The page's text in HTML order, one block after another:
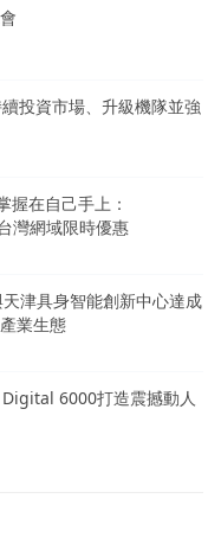
投資市場、升級機隊並強
握在自己手上：
灣網域限時優惠
津具身智能創新中心達成
業生態
6000打造震撼動人